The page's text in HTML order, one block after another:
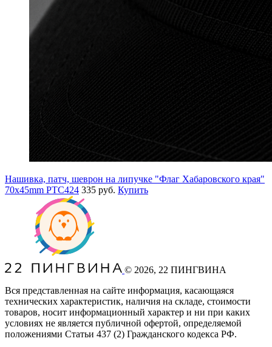
Нашивка, патч, шеврон на липучке "Флаг Хабаровского края"
70x45mm PTC424 335 руб. Купить
© 2026, 22 ПИНГВИНА
Вся представленная на сайте информация, касающаяся
технических характеристик, наличия на складе, стоимости
товаров, носит информационный характер и ни при каких
условиях не является публичной офертой, определяемой
положениями Статьи 437 (2) Гражданского кодекса РФ.